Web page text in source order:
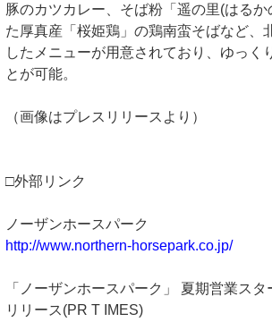
豚のカツカレー、そば粉「遥の里(はるか
た厚真産「桜姫鶏」の鶏南蛮そばなど、
したメニューが用意されており、ゆっく
とが可能。
（画像はプレスリリースより）
□外部リンク
ノーザンホースパーク
http://www.northern-horsepark.co.jp/
「ノーザンホースパーク」 夏期営業ス
リリース(PR T IMES)